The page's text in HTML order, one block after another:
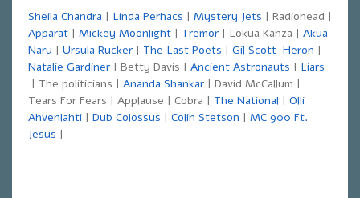
Sheila Chandra | Linda Perhacs | Mystery Jets | Radiohead |
Apparat | Mickey Moonlight | Tremor | Lokua Kanza | Akua
Naru | Ursula Rucker | The Last Poets | Gil Scott-Heron |
Natalie Gardiner | Betty Davis | Ancient Astronauts | Liars
| The politicians | Ananda Shankar | David McCallum |
Tears For Fears | Applause | Cobra | The National | Olli
Ahvenlahti | Dub Colossus | Colin Stetson | MC 900 Ft.
Jesus |